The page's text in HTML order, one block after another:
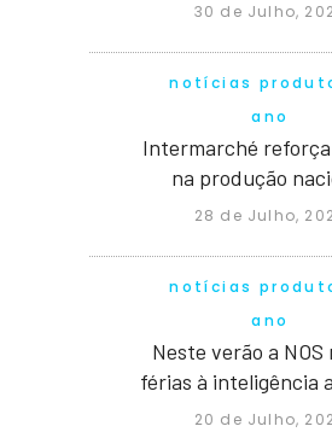
30 de Julho,
notícias
ano
Intermarché
na produção
28 de Julho,
notícias
ano
Neste verão a NOS
férias à inteligência
20 de Julho,